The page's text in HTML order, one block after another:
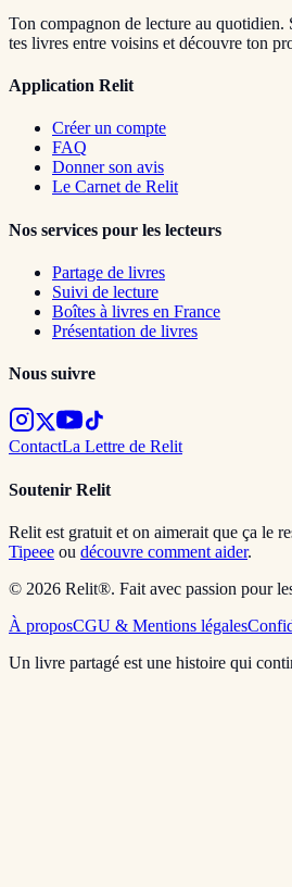
Ton compagnon de lecture au quotidien.
tes livres entre voisins et découvre ton
Application Relit
Créer un compte
FAQ
Donner son avis
Le Carnet de Relit
Nos services pour les lecteurs
Partage de livres
Suivi de lecture
Boîtes à livres en France
Présentation de livres
Nous suivre
ContactLa Lettre de Relit
Soutenir Relit
Relit est gratuit et on aimerait que ça le
Tipeee ou découvre comment aider.
© 2026 Relit®. Fait avec passion pour
À proposCGU & Mentions légales
Un livre partagé est une histoire qui